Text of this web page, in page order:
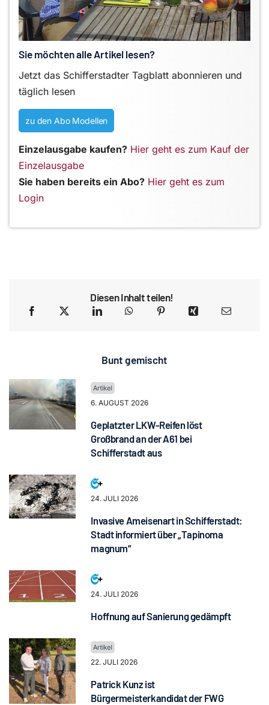
Sie möchten alle Artikel lesen?
Jetzt das Schifferstadter Tagblatt abonnieren und
täglich lesen
zu den Abo Modellen
Einzelausgabe kaufen? Hier geht es zum Kauf der
Einzelausgabe
Sie haben bereits ein Abo? Hier geht es zum
Login
Diesen Inhalt teilen!
Bunt gemischt
6. AUGUST 2026
Geplatzter LKW-Reifen löst
Großbrand an der A61 bei
Schifferstadt aus
24. JULI 2026
Invasive Ameisenart in Schifferstadt:
Stadt informiert über „Tapinoma
magnum“
24. JULI 2026
Hoffnung auf Sanierung gedämpft
22. JULI 2026
Patrick Kunz ist
Bürgermeisterkandidat der FWG